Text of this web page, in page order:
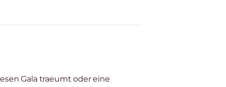
Gala traeumt oder eine